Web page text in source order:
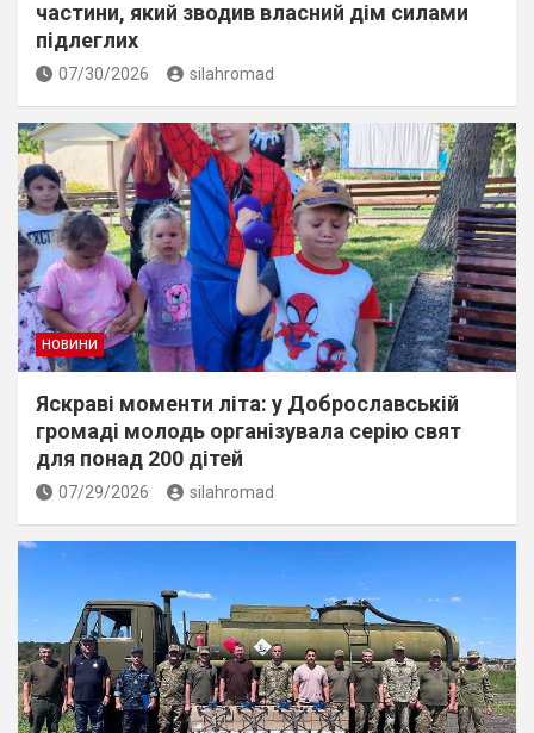
частини, який зводив власний дім силами
підлеглих
07/30/2026 silahromad
НОВИНИ
Яскраві моменти літа: у Доброславській
громаді молодь організувала серію свят
для понад 200 дітей
07/29/2026 silahromad